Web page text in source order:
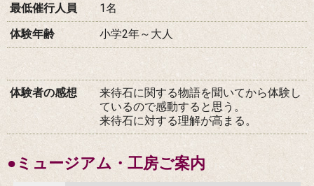
最低催行人員
1名
体験年齢
小学2年～大人
体験者の感想
来待石に関する物語を聞いてから体験し
ているので感動すると思う。
来待石に対する理解が高まる。
●ミュージアム・工房ご案内